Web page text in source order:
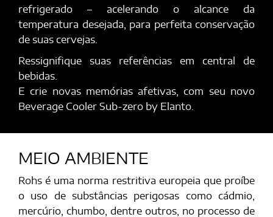
refrigerado – acelerando o alcance da
temperatura desejada, para perfeita conservação
de suas cervejas.
Ressignifique suas referências em central de
bebidas.
E crie novas memórias afetivas, com seu novo
Beverage Cooler Sub-zero by Elanto.
MEIO AMBIENTE
Rohs é uma norma restritiva europeia que proíbe
o uso de substâncias perigosas como cádmio,
mercúrio, chumbo, dentre outros, no processo de